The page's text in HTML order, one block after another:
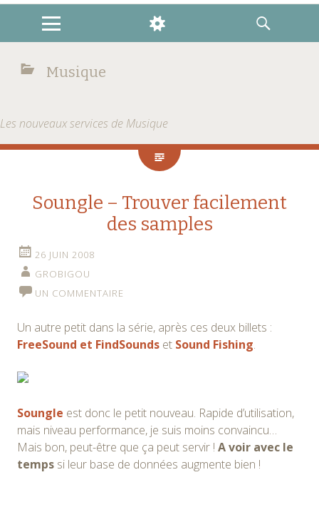
MENU
WIDGETS
RECHERCHE
Musique
Les nouveaux services de Musique
Soungle – Trouver facilement
des samples
26 JUIN 2008
GROBIGOU
UN COMMENTAIRE
Un autre petit dans la série, après ces deux billets :
FreeSound et FindSounds et Sound Fishing.
Soungle est donc le petit nouveau. Rapide d’utilisation,
mais niveau performance, je suis moins convaincu…
Mais bon, peut-être que ça peut servir ! A voir avec le
temps si leur base de données augmente bien !